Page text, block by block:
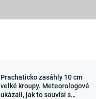
Sledujte nás
Prachaticko zasáhly 10 cm
velké kroupy. Meteorologové
ukázali, jak to souvisí s